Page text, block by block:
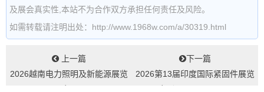
及展会真实性,本站不为合作双方承担任何责任及风险。
如需转载请注明出处：http://www.1968w.com/a/30319.html
上一篇
2026越南电力照明及新能源展览
下一篇
2026第13届印度国际紧固件展览